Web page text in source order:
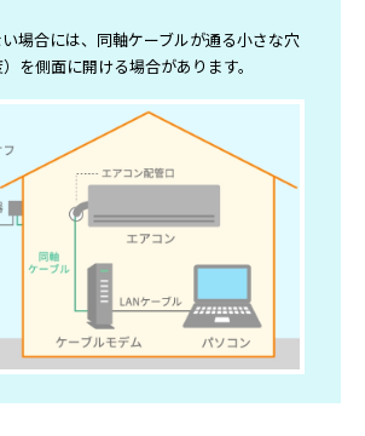
場合には、同軸ケーブルが通る小さな穴
）を側面に開ける場合があります。